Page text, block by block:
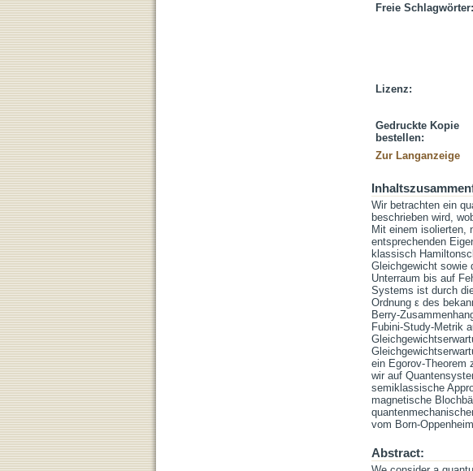
Freie Schlagwörter:
Lizenz:
Gedruckte Kopie
bestellen:
Zur Langanzeige
Wir betrachten ein
beschrieben wird,
Mit einem isolierten,
entsprechenden
klassisch
Gleichgewicht sowie
Unterraum bis auf
Systems ist durch
Ordnung ε des
Berry-
Fubini-Study-Metrik
ein Egorov-Theorem
wir auf
semiklassische
magnetische
vom Born-
Abstract: